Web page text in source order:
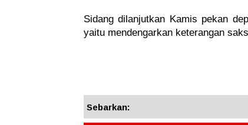
Sidang dilanjutkan Kamis pekan
yaitu mendengarkan keterangan
Sebarkan: